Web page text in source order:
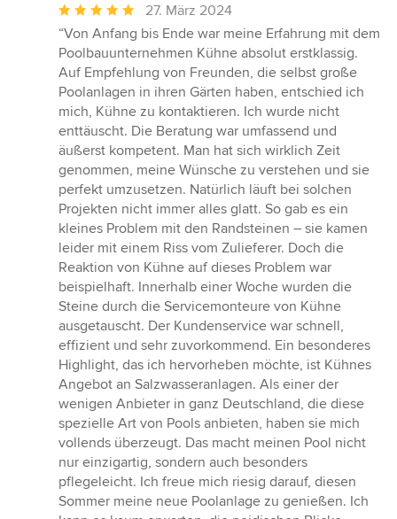
Durchschnittliche
Bewertung:
5
von
5
Sternen
27. März 2024
“Von Anfang bis Ende war meine Erfahrung mit dem
Poolbauunternehmen Kühne absolut erstklassig.
Auf Empfehlung von Freunden, die selbst große
Poolanlagen in ihren Gärten haben, entschied ich
mich, Kühne zu kontaktieren. Ich wurde nicht
enttäuscht. Die Beratung war umfassend und
äußerst kompetent. Man hat sich wirklich Zeit
genommen, meine Wünsche zu verstehen und sie
perfekt umzusetzen. Natürlich läuft bei solchen
Projekten nicht immer alles glatt. So gab es ein
kleines Problem mit den Randsteinen – sie kamen
leider mit einem Riss vom Zulieferer. Doch die
Reaktion von Kühne auf dieses Problem war
beispielhaft. Innerhalb einer Woche wurden die
Steine durch die Servicemonteure von Kühne
ausgetauscht. Der Kundenservice war schnell,
effizient und sehr zuvorkommend. Ein besonderes
Highlight, das ich hervorheben möchte, ist Kühnes
Angebot an Salzwasseranlagen. Als einer der
wenigen Anbieter in ganz Deutschland, die diese
spezielle Art von Pools anbieten, haben sie mich
vollends überzeugt. Das macht meinen Pool nicht
nur einzigartig, sondern auch besonders
pflegeleicht. Ich freue mich riesig darauf, diesen
Sommer meine neue Poolanlage zu genießen. Ich